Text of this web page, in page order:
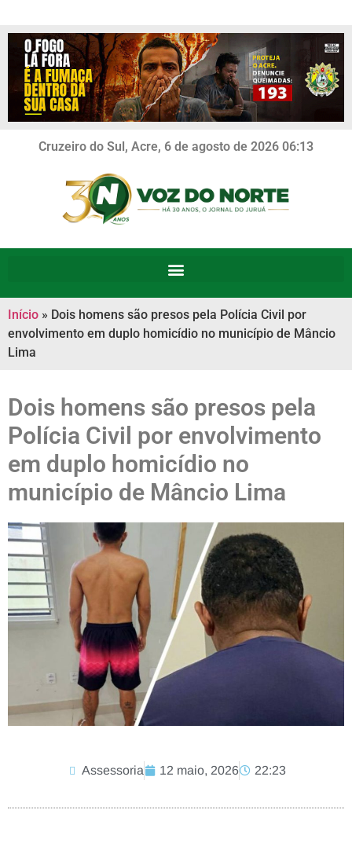
Cruzeiro do Sul, Acre, 6 de agosto de 2026 06:13
Início » Dois homens são presos pela Polícia Civil por
envolvimento em duplo homicídio no município de Mâncio
Lima
Dois homens são presos pela
Polícia Civil por envolvimento
em duplo homicídio no
município de Mâncio Lima
Assessoria 12 maio, 2026 22:23